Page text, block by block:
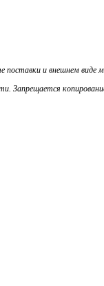
поставки и внешнем